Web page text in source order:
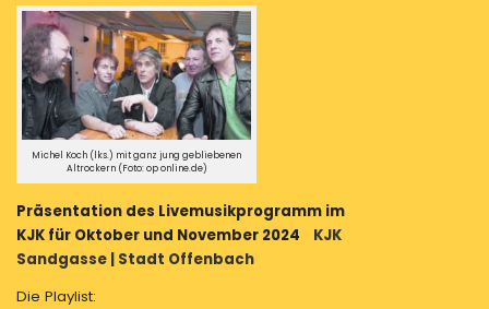
heiße
Herbst
Musikprogramm
im
KJK
Sandgasse
in
Offenbach
Michel Koch (lks.) mit ganz jung gebliebenen
Altrockern (Foto: op online.de)
Präsentation des Livemusikprogramm im
KJK für Oktober und November 2024 KJK
Sandgasse | Stadt Offenbach
Die Playlist: